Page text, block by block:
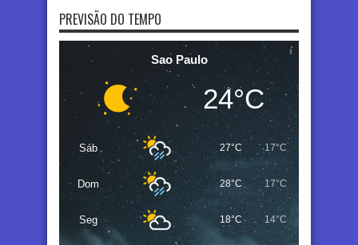
PREVISÃO DO TEMPO
Sao Paulo
24°C
Sáb 27°C 17°C
Dom 28°C 17°C
Seg 18°C 14°C